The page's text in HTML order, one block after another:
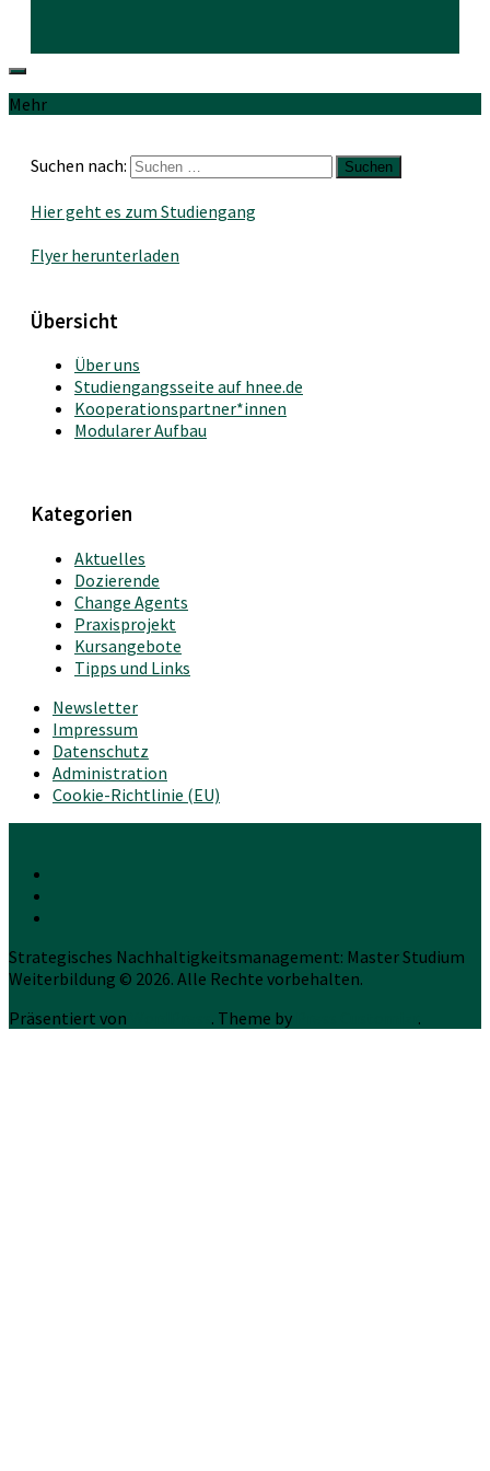
Mehr
Suchen nach:
Hier geht es zum Studiengang
Flyer herunterladen
Übersicht
Über uns
Studiengangsseite auf hnee.de
Kooperationspartner*innen
Modularer Aufbau
Kategorien
Aktuelles
Dozierende
Change Agents
Praxisprojekt
Kursangebote
Tipps und Links
Newsletter
Impressum
Datenschutz
Administration
Cookie-Richtlinie (EU)
Strategisches Nachhaltigkeitsmanagement: Master Studium
Weiterbildung © 2026. Alle Rechte vorbehalten.
Präsentiert von
. Theme by .